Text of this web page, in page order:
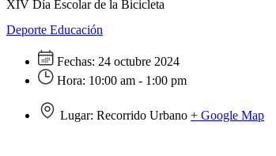
XIV Día Escolar de la Bicicleta
Deporte Educación
Fechas: 24 octubre 2024
Hora: 10:00 am - 1:00 pm
Lugar: Recorrido Urbano + Google Map